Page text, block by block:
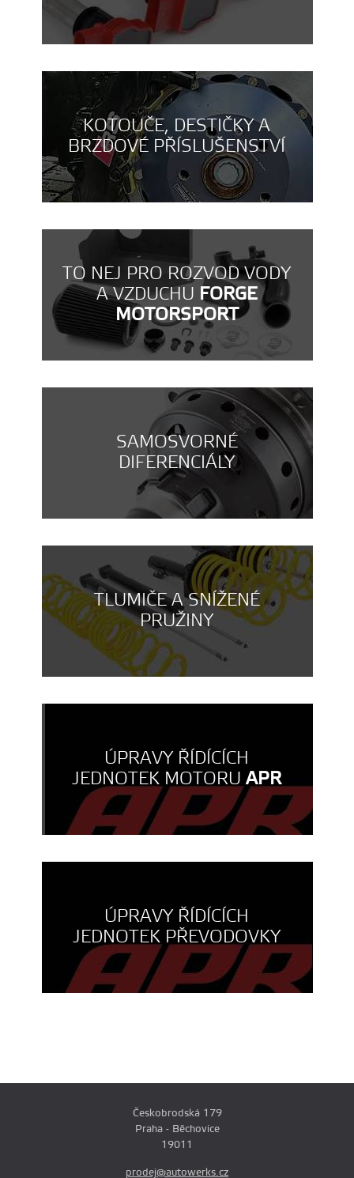
KOTOUČE, DESTIČKY A
BRZDOVÉ PŘÍSLUŠENSTVÍ
TO NEJ PRO ROZVOD VODY
A VZDUCHU FORGE
MOTORSPORT
SAMOSVORNÉ
DIFERENCIÁLY
TLUMIČE A SNÍŽENÉ
PRUŽINY
ÚPRAVY ŘÍDÍCÍCH
JEDNOTEK MOTORUAPR
ÚPRAVY ŘÍDÍCÍCH
JEDNOTEK PŘEVODOVKY
Českobrodská 179
Praha - Běchovice
19011
prodej@autowerks.cz